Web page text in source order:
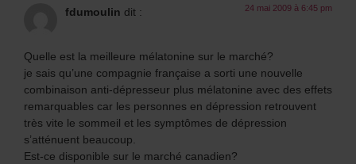
fdumoulin dit : 24 mai 2009 à 6:45 pm
Quelle est la meilleure mélatonine sur le marché?
je sais qu’une compagnie française a sorti une nouvelle
combinaison anti-dépresseur plus mélatonine avec des effets
remarquables car les personnes en dépression retrouvent
très vite le sommeil et les symptômes de dépression
s’atténuent beaucoup.
Est-ce disponible sur le marché canadien?